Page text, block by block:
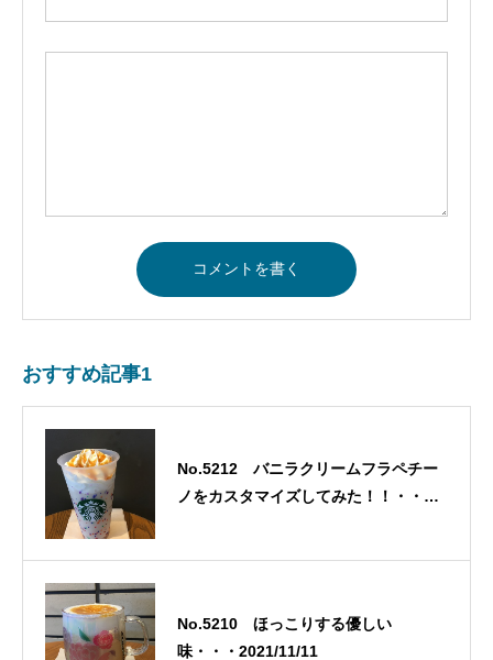
おすすめ記事1
No.5212 バニラクリームフラペチー
ノをカスタマイズしてみた！！・・・
No.5210 ほっこりする優しい
味・・・2021/11/11